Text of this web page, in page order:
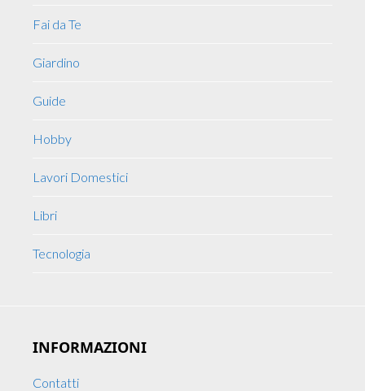
Fai da Te
Giardino
Guide
Hobby
Lavori Domestici
Libri
Tecnologia
INFORMAZIONI
Contatti